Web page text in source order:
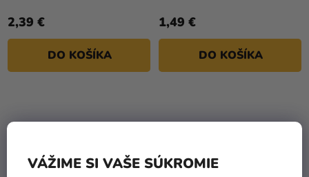
VÁŽIME SI VAŠE SÚKROMIE
2,39 €
DO KOŠÍKA
1,49 €
DO KOŠÍKA